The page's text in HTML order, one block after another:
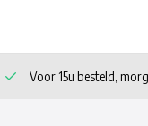
Voor 15u besteld,